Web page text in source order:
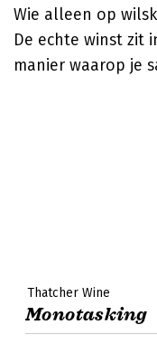
Wie alleen op
De echte winst zit
manier waarop je
Thatcher Wine
Monotasking